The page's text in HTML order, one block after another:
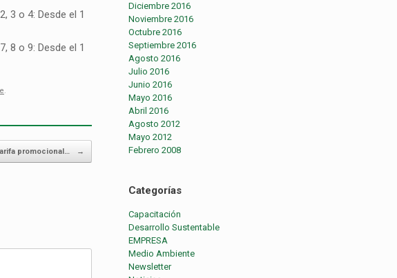
3 o 4: Desde el 1
8 o 9: Desde el 1
promocional… →
Diciembre 2016
Noviembre 2016
Octubre 2016
Septiembre 2016
Agosto 2016
Julio 2016
Junio 2016
Mayo 2016
Abril 2016
Agosto 2012
Mayo 2012
Febrero 2008
Categorías
Capacitación
Desarrollo Sustentable
EMPRESA
Medio Ambiente
Newsletter